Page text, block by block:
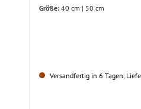
Größe: 40 cm | 50 cm
Versandfertig in 6 Tagen,